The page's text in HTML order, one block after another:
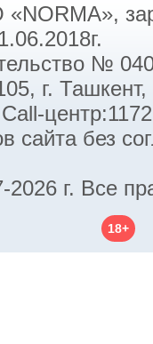
№
г.
сайта без
г. Все
18+